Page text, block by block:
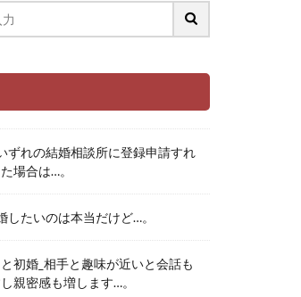
ずれの結婚相談所に登録申請すれ
場合は…。
したいのは本当だけど…。
初婚_相手と趣味が近いと会話も
親密感も増します…。